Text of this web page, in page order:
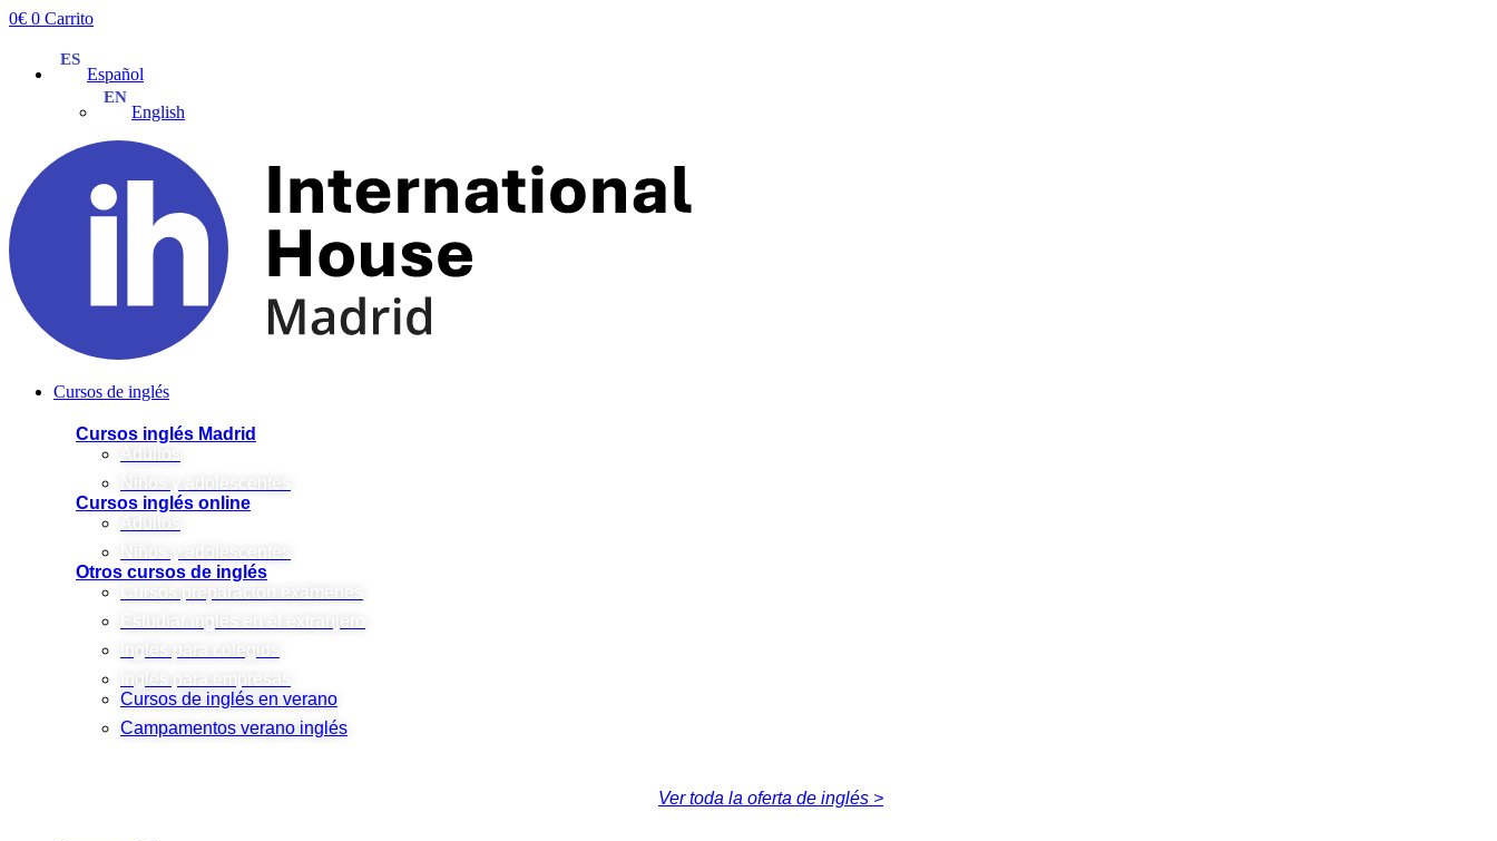
Ir
contenido
0€ 0 Carrito
Español
English
Cursos de inglés
Cursos inglés Madrid
Adultos
Niños y adolescentes
Cursos inglés online
Adultos
Niños y adolescentes
Otros cursos de inglés
Cursos preparación exámenes
Estudiar inglés en el extranjero
Inglés para colegios
Inglés para empresas
Cursos de inglés en verano
Campamentos verano inglés
Ver toda la oferta de inglés >